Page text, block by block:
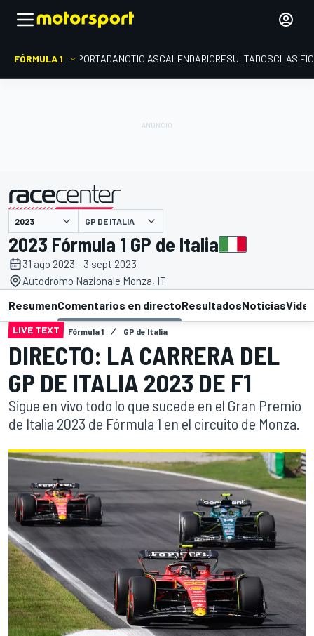
FÓRMULA 1 PORTADANOTICIASCALENDARIORESULTADOS
GP DE ITALIA
2023 Fórmula 1 GP de Italia
31 ago 2023 - 3 sept 2023
Autodromo Nazionale Monza, IT
ResumenComentarios en directoResultadosNoticias
LIVE TEXT Fórmula 1 GP de Italia
DIRECTO: LA CARRERA DEL
GP DE ITALIA 2023 DE F1
Sigue en vivo todo lo que sucede en el Gran Premio
de Italia 2023 de Fórmula 1 en el circuito de Monza.